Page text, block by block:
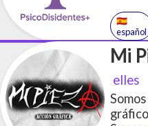
salud
🇪🇸
español
Mi
elles